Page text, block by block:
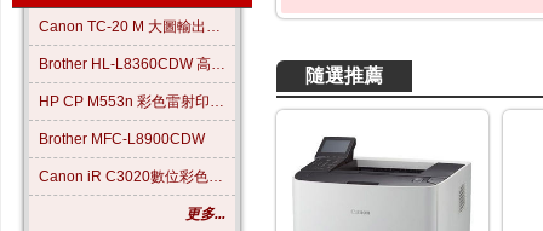
Canon TC-20 M 大圖輸出繪圖機
Brother HL-L8360CDW 高效彩色雷射印表機
HP CP M553n 彩色雷射印表機
Brother MFC-L8900CDW
Canon iR C3020數位彩色影印機
更多...
隨選推薦